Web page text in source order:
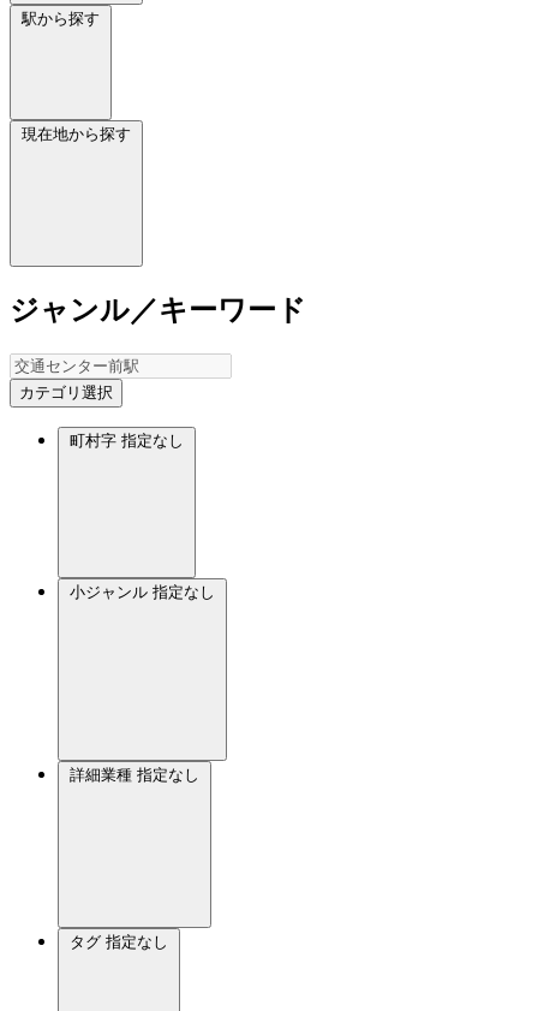
駅から探す
現在地から探す
ジャンル／キーワード
カテゴリ選択
町村字 指定なし
小ジャンル 指定なし
詳細業種 指定なし
タグ 指定なし